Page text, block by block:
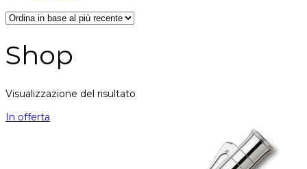
Shop
Visualizzazione del risultato
In offerta